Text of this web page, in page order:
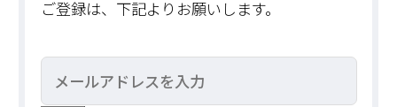
ご登録は、下記よりお願いします。